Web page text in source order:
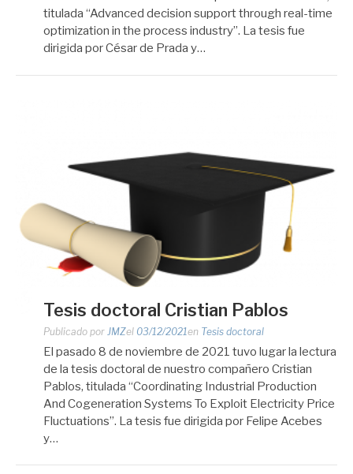
titulada “Advanced decision support through real-time
optimization in the process industry”. La tesis fue
dirigida por César de Prada y…
Tesis doctoral Cristian Pablos
Publicado por JMZel 03/12/2021en Tesis doctoral
El pasado 8 de noviembre de 2021 tuvo lugar la lectura
de la tesis doctoral de nuestro compañero Cristian
Pablos, titulada “Coordinating Industrial Production
And Cogeneration Systems To Exploit Electricity Price
Fluctuations”. La tesis fue dirigida por Felipe Acebes
y…